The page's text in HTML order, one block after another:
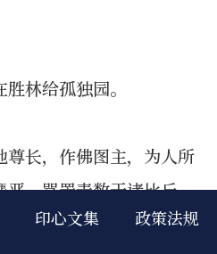
印心文集 政策法规